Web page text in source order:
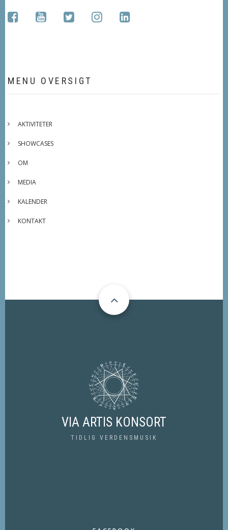
facebookyoutubetwitterinstagramlinkedin
MENU OVERSIGT
AKTIVITETER
SHOWCASES
OM
MEDIA
KALENDER
KONTAKT
VIA ARTIS KONSORT
TIDLIG VERDENSMUSIK